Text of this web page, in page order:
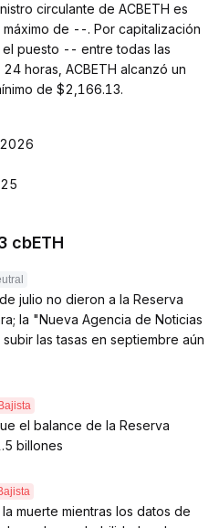
circulante de ACBETH es
de --. Por capitalización
el puesto -- entre todas las
horas, ACBETH alcanzó un
de $2,166.13.
cbETH
julio no dieron a la Reserva
la "Nueva Agencia de Noticias
las tasas en septiembre aún
Bajista
el balance de la Reserva
billones
muerte mientras los datos de